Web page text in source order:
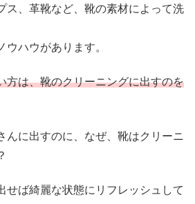
ス、革靴など、靴の素材によって洗
ハウがあります。
方は、靴のクリーニングに出すのを
んに出すのに、なぜ、靴はクリーニ
せば綺麗な状態にリフレッシュして